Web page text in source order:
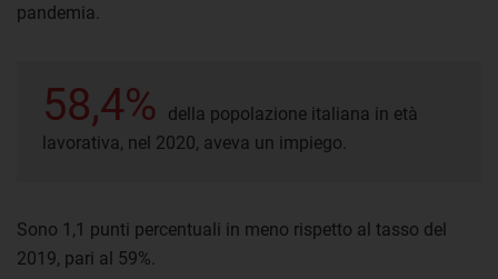
pandemia.
58,4%
della popolazione italiana in età
lavorativa, nel 2020, aveva un impiego.
Sono 1,1 punti percentuali in meno rispetto al tasso del
2019, pari al 59%.